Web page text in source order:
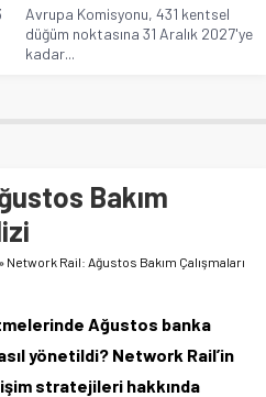
Avrupa Komisyonu, 431 kentsel
düğüm noktasına 31 Aralık 2027'ye
kadar...
Bakım
» Network Rail: Ağustos Bakım Çalışmaları
Ağustos banka
yönetildi? Network Rail’in
stratejileri hakkında